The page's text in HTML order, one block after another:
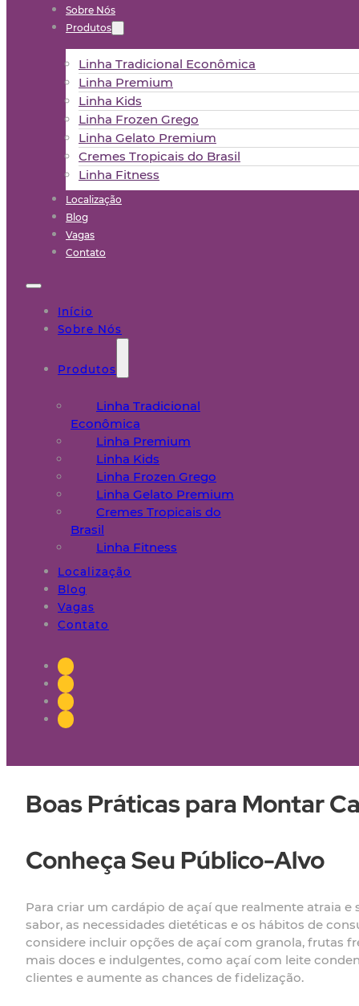
Sobre Nós
Produtos
Linha Tradicional Econômica
Linha Premium
Linha Kids
Linha Frozen Grego
Linha Gelato Premium
Cremes Tropicais do Brasil
Linha Fitness
Localização
Blog
Vagas
Contato
Início
Sobre Nós
Produtos
Linha Tradicional
Econômica
Linha Premium
Linha Kids
Linha Frozen Grego
Linha Gelato Premium
Cremes Tropicais do
Brasil
Linha Fitness
Localização
Blog
Vagas
Contato
Boas Práticas para Montar
Conheça Seu Público-Alvo
Para criar um cardápio de açaí que realmente atraia
sabor, as necessidades dietéticas e os hábitos de
considere incluir opções de açaí com granola, frutas
mais doces e indulgentes, como açaí com leite
clientes e aumente as chances de fidelização.